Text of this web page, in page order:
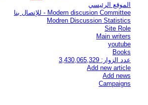
الموقع الرئيسي
Modern discusion Committee - للإتصال بنا
Modren Discussion Statistics
Site Role
Main writers
youtube
Books
عدد الزوار: 3,430,065,329
Add new article
Add news
Campaigns